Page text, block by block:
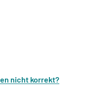
nicht korrekt?